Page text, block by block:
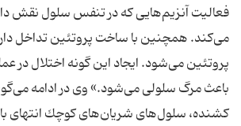
فعالیت آنزیم‌هایی كه در تنفس سلول نقش
می‌كند. همچنین با ساخت پروتئین تداخل
پروتئین می‌شود. ایجاد این گونه اختلال در
باعث مرگ سلولی می‌شود.» وی در ادامه
كشنده، سلول‌های شریان‌های كوچك انتهای